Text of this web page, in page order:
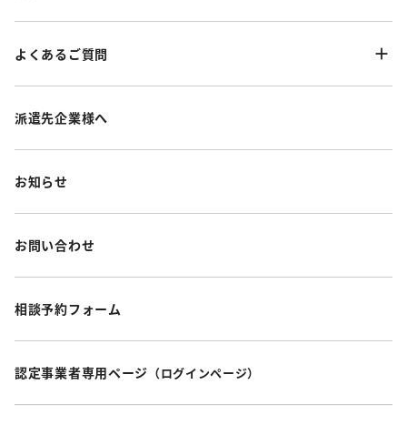
よくあるご質問
派遣先企業様へ
お知らせ
お問い合わせ
相談予約フォーム
認定事業者専用ページ （ログインページ）